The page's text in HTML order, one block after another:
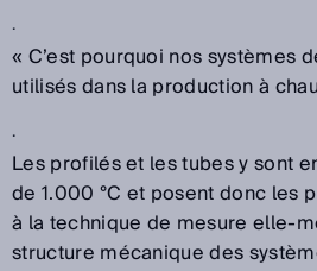
.
« C’est pourquoi nos systèmes
utilisés dans la production à
.
Les profilés et les tubes y sont
de 1.000 °C et posent donc les
à la technique de mesure elle-
structure mécanique des